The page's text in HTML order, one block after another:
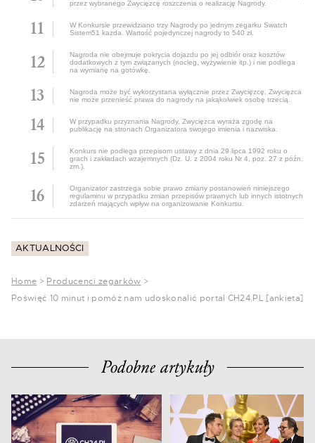
przez wybranego Zwycięzcę roszczenia o realizację Nagrody.
W Konkursie przewidziano trzy Nagrody po jednym zegarku Swatch
Sistem51 każda. Wartość pojedynczej nagrody to 540 zł.
Nagroda nie obejmuje pokrycia dojazdu po jej odbiór oraz kosztów
dodatkowych z tym związanych (nocleg, wyżywienie itp.) i nie podlega
na wymianę na gotówkę.
Nagroda może być wykorzystana wyłącznie przez Zwycięzcę. Zwycięzca
nie może przenieść prawa do nagrody na jakąkolwiek osobę trzecią.
W przypadku przyznania Nagrody, Zwycięzca wyraża zgodę na
publikację na stronach Organizatora swojego imienia i nazwiska.
Konkurs nie podlega przepisom ustawy z dnia 29 lipca 1992 roku o
grach i zakładach wzajemnych (Dz. U. z 2004 roku Nr 4, poz. 27 z późn.
zm.).
Organizator zastrzega sobie prawo zmiany postanowień niniejszego
regulaminu w przypadku zmian przepisów prawnych lub innych istotnych
zdarzeń mających wpływ na organizowanie Konkursu.
AKTUALNOŚCI
Home > Producenci zegarków >
Poświęć 10 minut i pomóż nam udoskonalić portal CH24.PL [ankieta]
Podobne artykuły